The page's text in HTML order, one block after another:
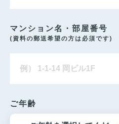
マンション名・部屋番号
(資料の郵送希望の方は必須です)
ご年齢